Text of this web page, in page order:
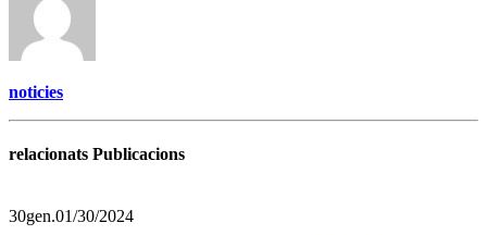
noticies
relacionats Publicacions
30gen.01/30/2024